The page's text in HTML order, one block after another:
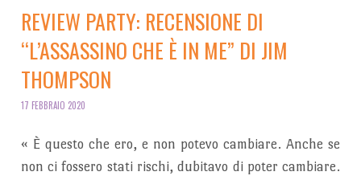
REVIEW PARTY: RECENSIONE DI
“L’ASSASSINO CHE È IN ME” DI JIM
THOMPSON
17 FEBBRAIO 2020
« È questo che ero, e non potevo cambiare. Anche se
non ci fossero stati rischi, dubitavo di poter cambiare.